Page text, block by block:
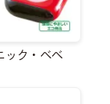
ック・ベベ